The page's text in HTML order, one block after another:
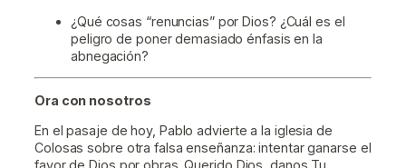
¿Qué cosas “renuncias” por Dios? ¿Cuál es el
peligro de poner demasiado énfasis en la
abnegación?
Ora con nosotros
En el pasaje de hoy, Pablo advierte a la iglesia de
Colosas sobre otra falsa enseñanza: intentar ganarse el